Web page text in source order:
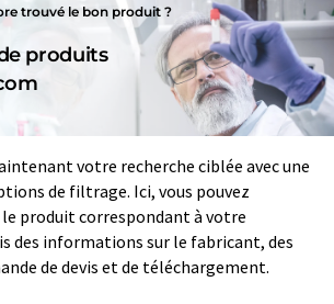
trouvé le bon produit ?
produits
votre recherche ciblée avec une
de filtrage. Ici, vous pouvez
produit correspondant à votre
des informations sur le fabricant, des
de devis et de téléchargement.